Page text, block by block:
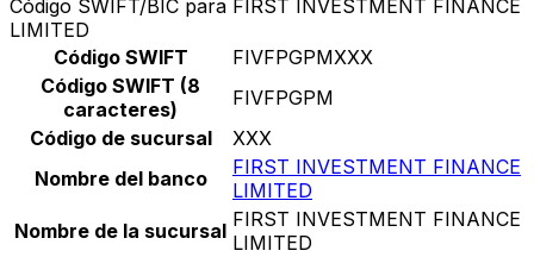
Código SWIFT/BIC para FIRST INVESTMENT FINANCE
LIMITED
Código SWIFT
FIVFPGPMXXX
Código SWIFT (8
caracteres)
FIVFPGPM
Código de sucursal
XXX
Nombre del banco
FIRST INVESTMENT FINANCE
LIMITED
Nombre de la sucursal FIRST INVESTMENT FINANCE
LIMITED